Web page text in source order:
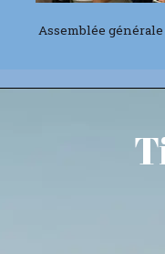
Assemblée